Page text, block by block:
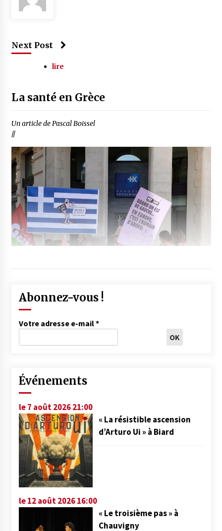
Next Post
lire
La santé en Grèce
Un article de Pascal Boissel
//
Abonnez-vous !
Votre adresse e-mail*
Événements
le 7 août 2026 21:00
« La résistible ascension
d’Arturo Ui » à Biard
le 12 août 2026 16:00
« Le troisième pas » à
Chauvigny